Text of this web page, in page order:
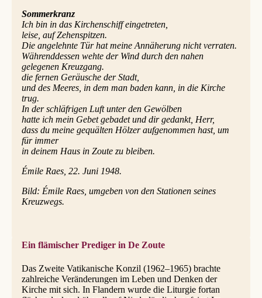
Sommerkranz
Ich bin in das Kirchenschiff eingetreten,
leise, auf Zehenspitzen.
Die angelehnte Tür hat meine Annäherung nicht verraten.
Währenddessen wehte der Wind durch den nahen
gelegenen Kreuzgang.
die fernen Geräusche der Stadt,
und des Meeres, in dem man baden kann, in die Kirche
trug.
In der schläfrigen Luft unter den Gewölben
hatte ich mein Gebet gebadet und dir gedankt, Herr,
dass du meine gequälten Hölzer aufgenommen hast, um
für immer
in deinem Haus in Zoute zu bleiben.
Émile Raes, 22. Juni 1948.
Bild: Émile Raes, umgeben von den Stationen seines
Kreuzwegs.
Ein flämischer Prediger in De Zoute
Das Zweite Vatikanische Konzil (1962–1965) brachte
zahlreiche Veränderungen im Leben und Denken der
Kirche mit sich. In Flandern wurde die Liturgie fortan